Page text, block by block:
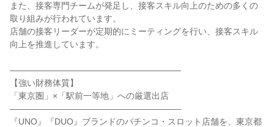
また、接客専門チームが発足し、接客スキル向上のための多くの
取り組みが行われています。
店舗の接客リーダーが定期的にミーティングを行い、接客スキル
向上を推進しています。
――――――――――――――――――――
【強い財務体質】
「東京圏」×「駅前一等地」への厳選出店
――――――――――――――――――――
『UNO』『DUO』ブランドのパチンコ・スロット店舗を、東京都